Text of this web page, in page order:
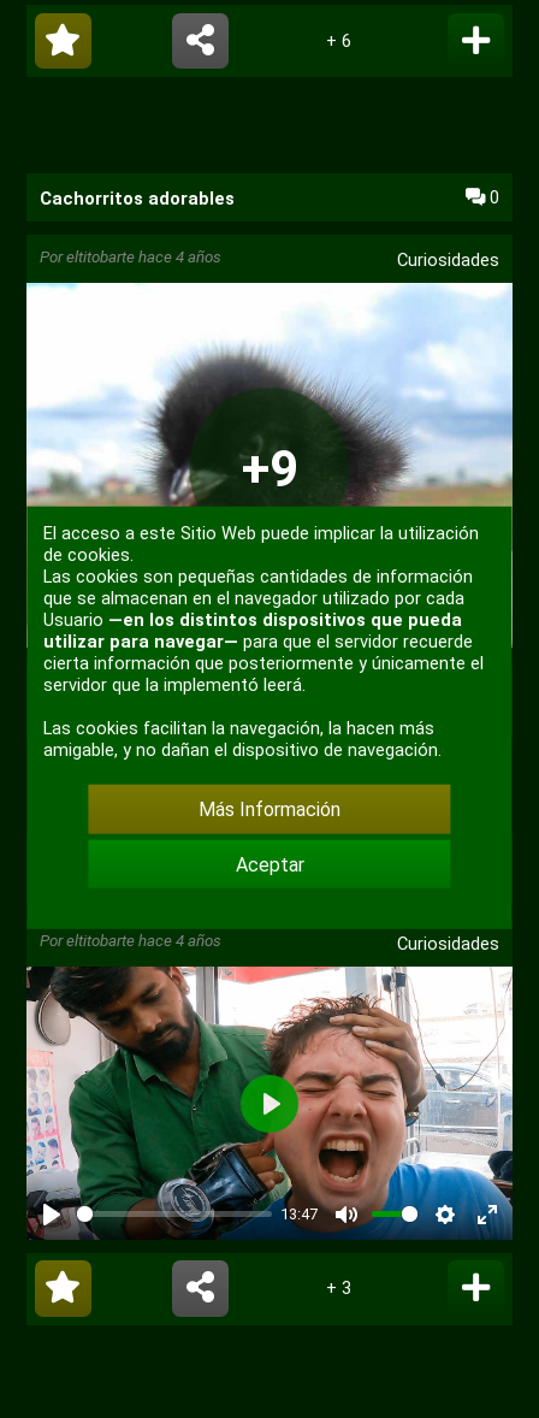
+ 6
Cachorritos adorables 0
Poreltitobarte hace 4 años Curiosidades
+9
Masaje indio de 10 minutos super intenso,
Poreltitobarte hace 4 años Curiosidades
13:47
+ 3
El acceso a este Sitio Web puede implicar la utilización
de cookies.
Las cookies son pequeñas cantidades de información
que se almacenan en el navegador utilizado por cada
Usuario —en los distintos dispositivos que pueda
utilizar para navegar— para que el servidor recuerde
cierta información que posteriormente y únicamente el
servidor que la implementó leerá.
Las cookies facilitan la navegación, la hacen más
amigable, y no dañan el dispositivo de navegación.
Más Información
Aceptar